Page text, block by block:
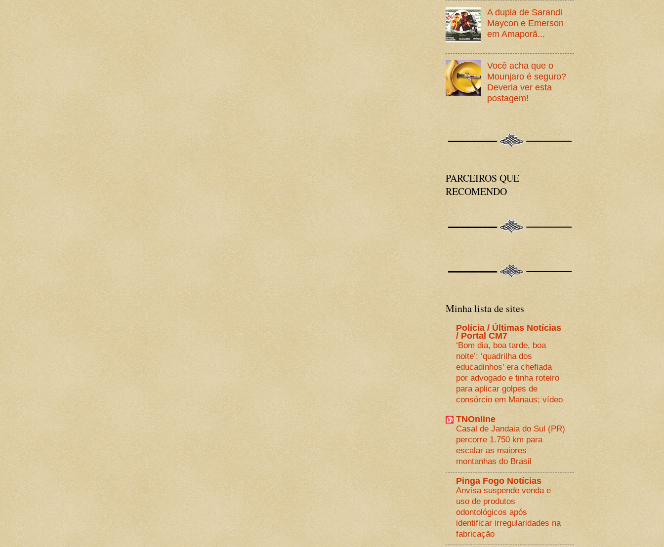
A dupla de Sarandi
Maycon e Emerson
em Amaporã...
Você acha que o
Mounjaro é seguro?
Deveria ver esta
postagem!
PARCEIROS QUE
RECOMENDO
Minha lista de sites
Polícia / Últimas Notícias
/ Portal CM7
‘Bom dia, boa tarde, boa
noite’: ‘quadrilha dos
educadinhos’ era chefiada
por advogado e tinha roteiro
para aplicar golpes de
consórcio em Manaus; vídeo
TNOnline
Casal de Jandaia do Sul (PR)
percorre 1.750 km para
escalar as maiores
montanhas do Brasil
Pinga Fogo Notícias
Anvisa suspende venda e
uso de produtos
odontológicos após
identificar irregularidades na
fabricação